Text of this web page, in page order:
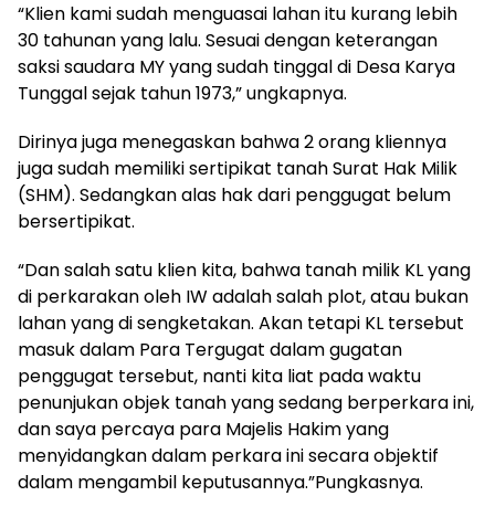
“Klien kami sudah menguasai lahan itu kurang lebih
30 tahunan yang lalu. Sesuai dengan keterangan
saksi saudara MY yang sudah tinggal di Desa Karya
Tunggal sejak tahun 1973,” ungkapnya.
Dirinya juga menegaskan bahwa 2 orang kliennya
juga sudah memiliki sertipikat tanah Surat Hak Milik
(SHM). Sedangkan alas hak dari penggugat belum
bersertipikat.
“Dan salah satu klien kita, bahwa tanah milik KL yang
di perkarakan oleh IW adalah salah plot, atau bukan
lahan yang di sengketakan. Akan tetapi KL tersebut
masuk dalam Para Tergugat dalam gugatan
penggugat tersebut, nanti kita liat pada waktu
penunjukan objek tanah yang sedang berperkara ini,
dan saya percaya para Majelis Hakim yang
menyidangkan dalam perkara ini secara objektif
dalam mengambil keputusannya.”Pungkasnya.